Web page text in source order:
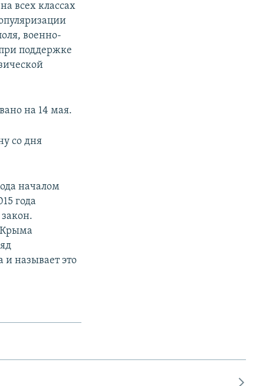
всех классах
военно-
поддержке
на 14 мая.
со дня
началом
года
и называет это